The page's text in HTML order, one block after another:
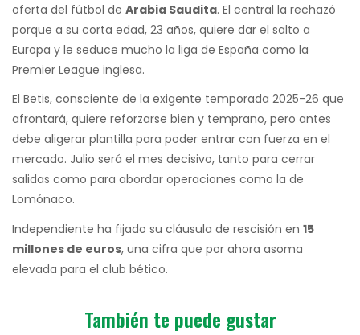
oferta del fútbol de Arabia Saudita. El central la rechazó
porque a su corta edad, 23 años, quiere dar el salto a
Europa y le seduce mucho la liga de España como la
Premier League inglesa.
El Betis, consciente de la exigente temporada 2025-26 que
afrontará, quiere reforzarse bien y temprano, pero antes
debe aligerar plantilla para poder entrar con fuerza en el
mercado. Julio será el mes decisivo, tanto para cerrar
salidas como para abordar operaciones como la de
Lomónaco.
Independiente ha fijado su cláusula de rescisión en 15
millones de euros, una cifra que por ahora asoma
elevada para el club bético.
También te puede gustar